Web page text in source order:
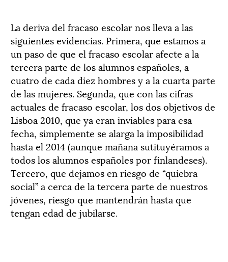
La deriva del fracaso escolar nos lleva a las
siguientes evidencias. Primera, que estamos a
un paso de que el fracaso escolar afecte a la
tercera parte de los alumnos españoles, a
cuatro de cada diez hombres y a la cuarta parte
de las mujeres. Segunda, que con las cifras
actuales de fracaso escolar, los dos objetivos de
Lisboa 2010, que ya eran inviables para esa
fecha, simplemente se alarga la imposibilidad
hasta el 2014 (aunque mañana sutituyéramos a
todos los alumnos españoles por finlandeses).
Tercero, que dejamos en riesgo de “quiebra
social” a cerca de la tercera parte de nuestros
jóvenes, riesgo que mantendrán hasta que
tengan edad de jubilarse.